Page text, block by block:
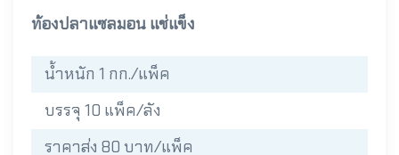
ท้องปลาแซลมอน แช่แข็ง
น้ำหนัก 1 กก./แพ็ค
บรรจุ 10 แพ็ค/ลัง
ราคาส่ง 80 บาท/แพ็ค